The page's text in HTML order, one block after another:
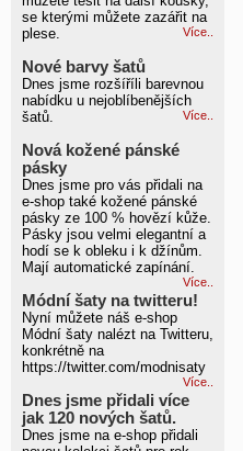
se kterými můžete zazářit na
plese.
Více..
Nové barvy šatů
Dnes jsme rozšíříli barevnou
nabídku u nejoblíbenějších
šatů.
Více..
Nová kožené pánské
pásky
Dnes jsme pro vás přidali na
e-shop také kožené pánské
pásky ze 100 % hovězí kůže.
Pásky jsou velmi elegantní a
hodí se k obleku i k džínům.
Mají automatické zapínání.
Více..
Módní šaty na twitteru!
Nyní můžete náš e-shop
Módní šaty nalézt na Twitteru,
konkrétně na
https://twitter.com/modnisaty
Více..
Dnes jsme přidali více
jak 120 nových šatů.
Dnes jsme na e-shop přidali